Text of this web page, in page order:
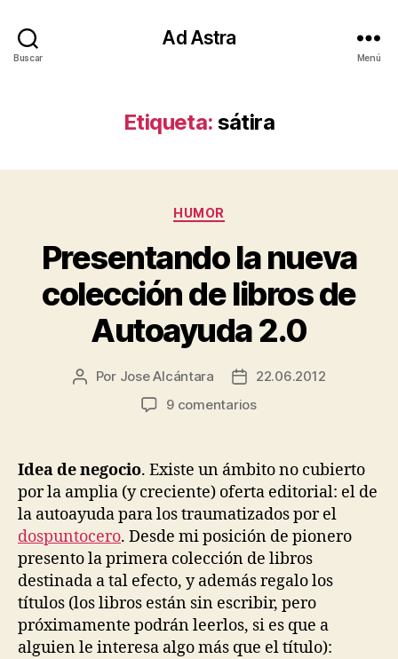
Buscar
Ad Astra
Menú
Etiqueta: sátira
Categorías
HUMOR
Presentando la nueva
colección de libros de
Autoayuda 2.0
Autor
Por Jose Alcántara
Fecha
de
22.06.2012
9 comentariosen
nueva
colección
de
libros
de
Autoayuda
2.0
Idea de negocio. Existe un ámbito no cubierto
por la amplia (y creciente) oferta editorial: el de
la autoayuda para los traumatizados por el
dospuntocero. Desde mi posición de pionero
presento la primera colección de libros
destinada a tal efecto, y además regalo los
títulos (los libros están sin escribir, pero
próximamente podrán leerlos, si es que a
alguien le interesa algo más que el título):